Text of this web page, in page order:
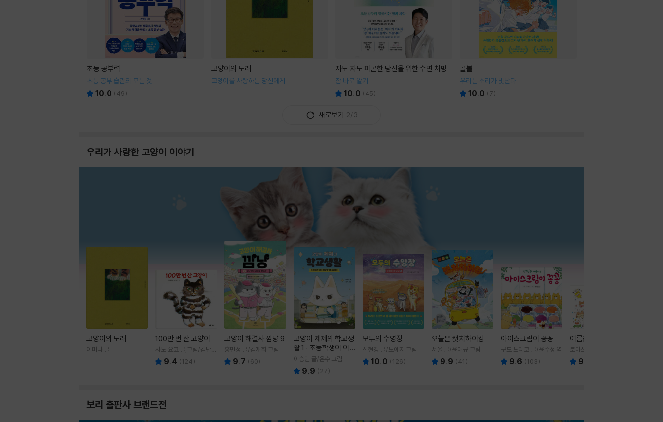
초등 공부력
초등 공부 습관의 모든 것
10.0 (49)
고양이의 노래
고양이를 사랑하는 당신에게
자도 자도 피곤한 당신을 위한 수면 처방
잠 바로 알기
10.0 (45)
골볼
우리는 소리가 빛난다
10.0 (7)
새로보기 2/3
우리가 사랑한 고양이 이야기
고양이의 노래
이미나 글
100만 번 산 고양이
사노 요코 글,그림/김난주
역 9.4 (124)
고양이 해결사 깜냥 9
홍민정 글/김재희 그림
9.7 (60)
고양이 제제의 학교생
활 1 : 초등학생이 이
렇게 힘들 줄이야
이승민 글/온수 그림
9.9 ( 27)
모두의 수영장
신현경 글/노예지 그림
10.0 (126)
오늘은 캣치하이킹
서율 글/윤태규 그림
9.9 (41 )
아이스크림이 꽁꽁
구도 노리코 글/윤수정 역
9.6 (103)
여름을 부탁해
토마쓰리 글그림
9.8
보리 출판사 브랜드전